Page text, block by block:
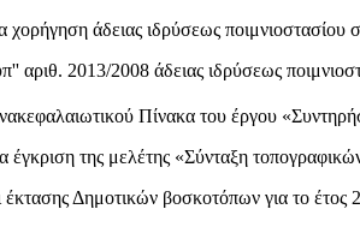
άδειας ιδρύσεως ποιμνιοστασίου
αριθ. 2013/2008 άδειας ιδρύσεως
Πίνακα του έργου
της μελέτης «Σύνταξη
Δημοτικών βοσκοτόπων για το έτος